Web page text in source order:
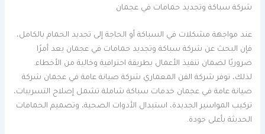
شركة سباكة وتجديد حمامات في عجمان
عند مواجهة مشكلات في السباكة أو الحاجة إلى تجديد الحمام بالكامل،
فإن البحث عن شركة سباكة وتجديد حمامات في عجمان يعد أمرًا
ضروريًا لضمان تنفيذ الأعمال بطريقة احترافية وخالية من الأخطاء.
لذلك، توفر شركة الفن المعماري شركة صيانة عامة في عجمان شركة
صيانة عامة في عجمان خدمات سباكة شاملة تشمل إصلاح التسريبات،
تركيب المواسير الجديدة، استبدال الأدوات الصحية، وتصميم الحمامات
الحديثة بأعلى جودة.